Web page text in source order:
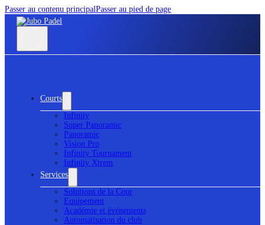
Passer au contenu principalPasser au pied de page
Courts
Infinity
Super Panoramic
Panoramic
Vision Pro
Infinity Tournament
Infinity Xtrem
Services
Solutions de la Cour
Equipement
Académie et événements
Automatisation du club